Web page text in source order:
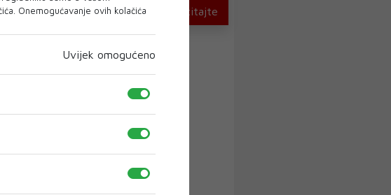
nogomet, a
U novom broju pročitajte
Onemogućavanje ovih kolačića
Uvijek omogućeno